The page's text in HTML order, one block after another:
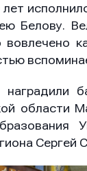
лет
Белову.
вовлечено
области
Сергей
Нажимая
обработки
Нажимая
обработки
Нажимая
обработки